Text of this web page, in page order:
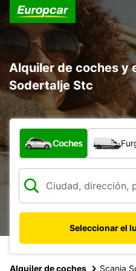
Alquiler de coches y
Sodertalje Stc
¿Qué tipo de vehículo?
Coches
Seleccionar el
Alquiler de coches Scania